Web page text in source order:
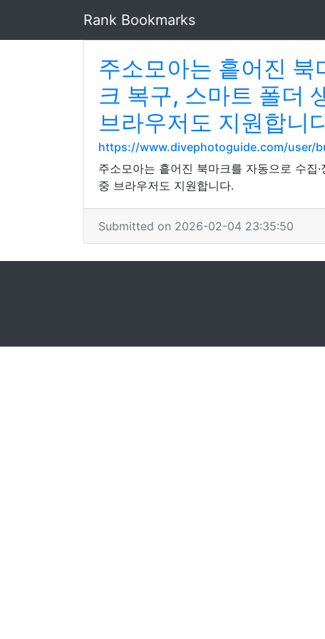
Rank Bookmarks
주소모아는 흩어진 북
크 복구, 스마트 폴더
브라우저도 지원합니
https://www.divephotoguide.com/user/
주소모아는 흩어진 북마크를 자동으로 수
중 브라우저도 지원합니다.
Submitted on 2026-02-04 23:35:50